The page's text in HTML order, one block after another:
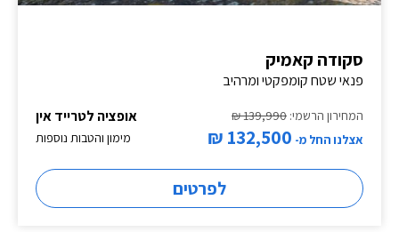
סקודה קאמיק
פנאי שטח קומפקטי ומרהיב
אופציה לטרייד אין
המחירון הרשמי: 139,990 ₪
מימון והטבות נוספות
אצלנו החל מ- 132,500 ₪
לפרטים